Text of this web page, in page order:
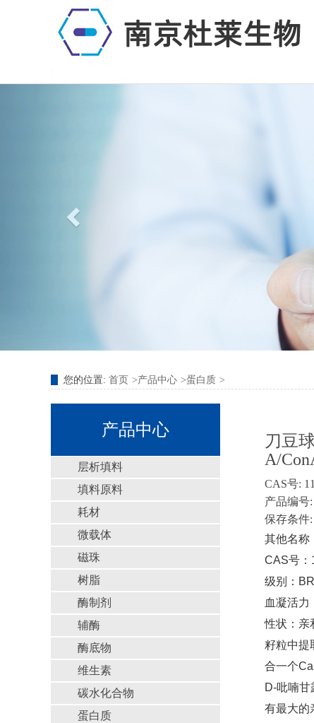
您的位置: 首页 产品中心 蛋白质
产品中心
层析填料
填料原料
耗材
微载体
磁珠
树脂
酶制剂
辅酶
酶底物
维生素
碳水化合物
蛋白质
刀豆
A/
CAS号:
产品编号:
保存条件:
其他名称
CAS号：
级别：BR
血凝活力
性状：亲
籽粒中提
合一个
D-吡喃
有最大的